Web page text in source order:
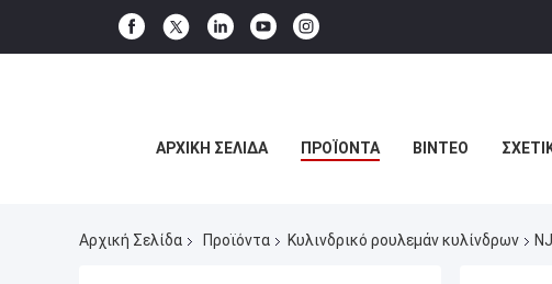
ΑΡΧΙΚΉ ΣΕΛΊΔΑ ΠΡΟΪΌΝΤΑ ΒΊΝΤΕΟ
Αρχική Σελίδα Προϊόντα Κυλινδρικό ρουλεμάν κυλίνδρων